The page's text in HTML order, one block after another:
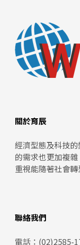
關於育辰
經濟型態及科技
的需求也更加複
重視能隨著社會
聯絡我們
電話： (02)2585-